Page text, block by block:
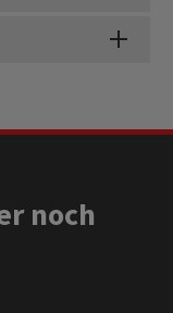
noch